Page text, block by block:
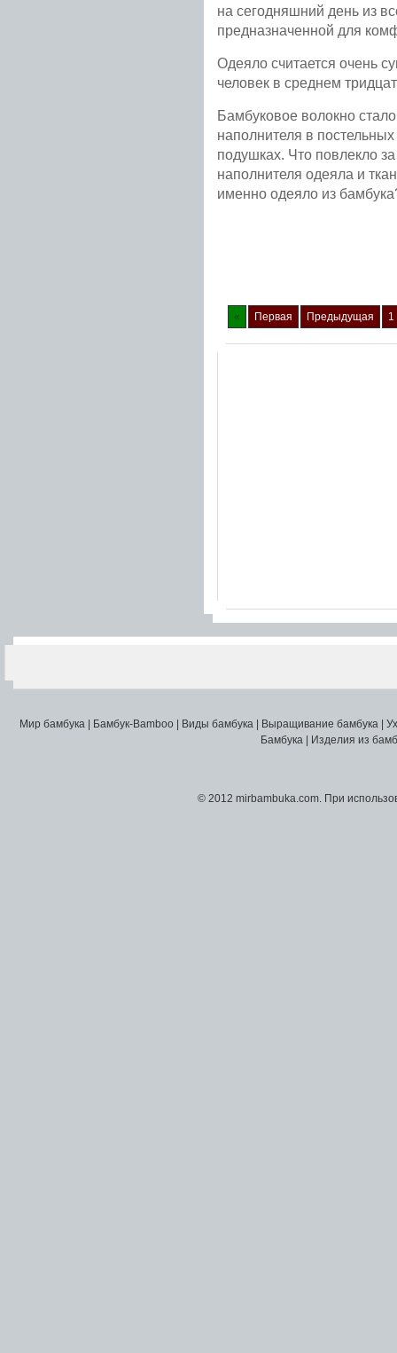
на сегодняшний день из
предназначенной для
Одеяло считается очень
человек в среднем
Бамбуковое волокно
наполнителя в
подушках. Что повлекло
наполнителя одеяла и
именно одеяло из
« Первая Предыдущая 1
Мир бамбука | Бамбук-Bamboo | Виды бамбука | Выращивание бамбука |
Бамбука | Изделия из
© 2012 mirbambuka.com. При